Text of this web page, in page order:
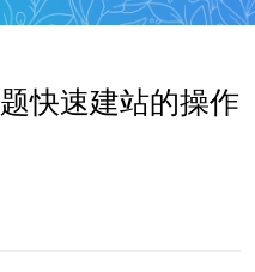
快速建站的操作